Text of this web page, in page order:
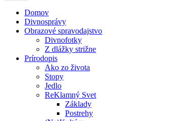
Domov
Divnosprávy
Obrazové spravodajstvo
Divnofotky
Z dlážky strižne
Prírodopis
Ako zo života
Stopy
Jedlo
ReKlamný Svet
Základy
Postrehy